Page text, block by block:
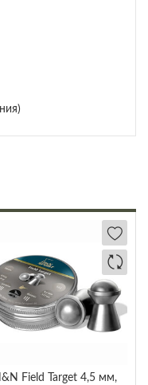
Field Target 4,5 мм,